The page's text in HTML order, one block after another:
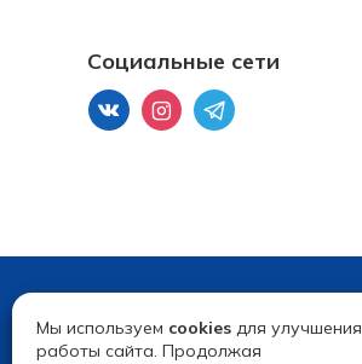
Социальные сети
Мы используем cookies для улучшения
работы сайта. Продолжая